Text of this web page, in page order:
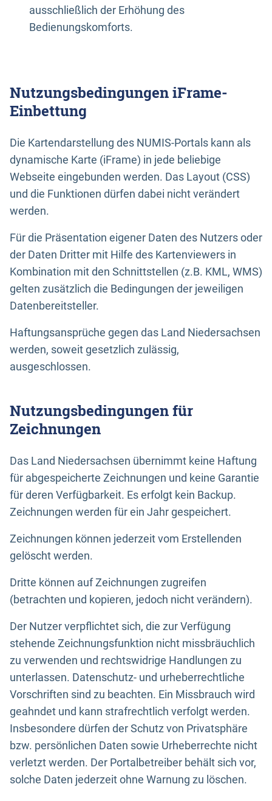
ausschließlich der Erhöhung des
Bedienungskomforts.
Nutzungsbedingungen iFrame-
Einbettung
Die Kartendarstellung des NUMIS-Portals kann als
dynamische Karte (iFrame) in jede beliebige
Webseite eingebunden werden. Das Layout (CSS)
und die Funktionen dürfen dabei nicht verändert
werden.
Für die Präsentation eigener Daten des Nutzers oder
der Daten Dritter mit Hilfe des Kartenviewers in
Kombination mit den Schnittstellen (z.B. KML, WMS)
gelten zusätzlich die Bedingungen der jeweiligen
Datenbereitsteller.
Haftungsansprüche gegen das Land Niedersachsen
werden, soweit gesetzlich zulässig,
ausgeschlossen.
Nutzungsbedingungen für
Zeichnungen
Das Land Niedersachsen übernimmt keine Haftung
für abgespeicherte Zeichnungen und keine Garantie
für deren Verfügbarkeit. Es erfolgt kein Backup.
Zeichnungen werden für ein Jahr gespeichert.
Zeichnungen können jederzeit vom Erstellenden
gelöscht werden.
Dritte können auf Zeichnungen zugreifen
(betrachten und kopieren, jedoch nicht verändern).
Der Nutzer verpflichtet sich, die zur Verfügung
stehende Zeichnungsfunktion nicht missbräuchlich
zu verwenden und rechtswidrige Handlungen zu
unterlassen. Datenschutz- und urheberrechtliche
Vorschriften sind zu beachten. Ein Missbrauch wird
geahndet und kann strafrechtlich verfolgt werden.
Insbesondere dürfen der Schutz von Privatsphäre
bzw. persönlichen Daten sowie Urheberrechte nicht
verletzt werden. Der Portalbetreiber behält sich vor,
solche Daten jederzeit ohne Warnung zu löschen.